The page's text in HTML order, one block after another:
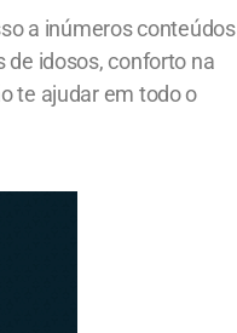
a inúmeros conteúdos
de idosos, conforto na
te ajudar em todo o